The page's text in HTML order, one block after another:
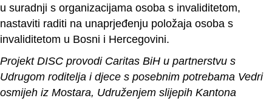
u suradnji s organizacijama osoba s invaliditetom,
nastaviti raditi na unaprjeđenju položaja osoba s
invaliditetom u Bosni i Hercegovini.
Projekt DISC provodi Caritas BiH u partnerstvu s
Udrugom roditelja i djece s posebnim potrebama Vedri
osmijeh iz Mostara, Udruženjem slijepih Kantona